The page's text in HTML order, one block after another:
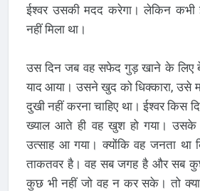
ईश्वर उसकी मदद करेगा। लेकिन
नहीं मिला था।
उस दिन जब वह सफेद गुड़ खाने के लिए
याद आया। उसने खुद को धिक्कारा, उसे
दुखी नहीं करना चाहिए था। ईश्वर किस
ख्याल आते ही वह खुश हो गया। उसके
उत्साह आ गया। क्योंकि वह जनता था
ताकतवर है। वह सब जगह है और सब
कुछ भी नहीं जो वह न कर सके। तो क्या